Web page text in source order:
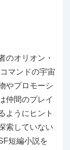
のオリオン・
マンドの宇宙
やプロモーシ
仲間のプレイ
ようにヒント
索していない
短編小説を